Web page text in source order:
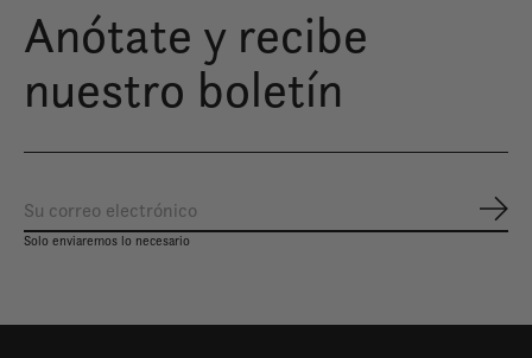
Anótate y recibe
nuestro boletín
Solo enviaremos lo necesario